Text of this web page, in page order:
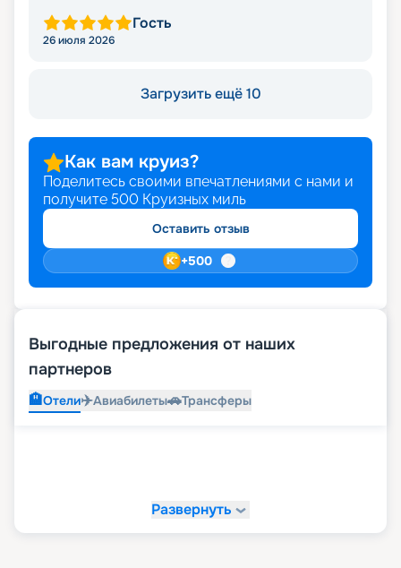
Гость
26 июля 2026
Загрузить ещё 10
Как вам круиз?
Поделитесь своими впечатлениями с нами и
получите 500 Круизных миль
Оставить отзыв
+500
Выгодные предложения от наших
партнеров
🏨Отели✈️Авиабилеты🚗Трансферы
Развернуть